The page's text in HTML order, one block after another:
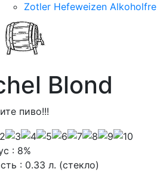
Zotler Hefeweizen
Blond
пиво!!!
: 8%
: 0.33 л. (стекло)